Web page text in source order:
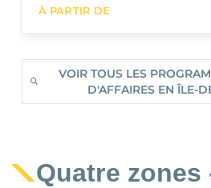
À PARTIR DE
VOIR TOUS LES
D'AFFAIRES EN ÎLE-
Quatre